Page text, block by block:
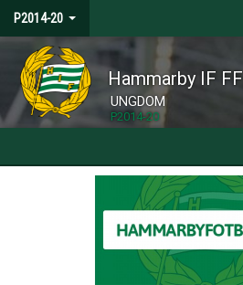
P2014-20
Hammarby IF FF
UNGDOM
P2014-20